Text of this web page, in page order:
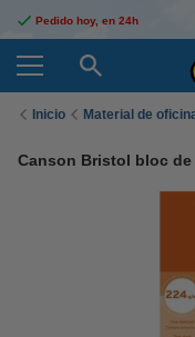
Pedido hoy, en 24h
Inicio Material de
Canson Bristol bloc